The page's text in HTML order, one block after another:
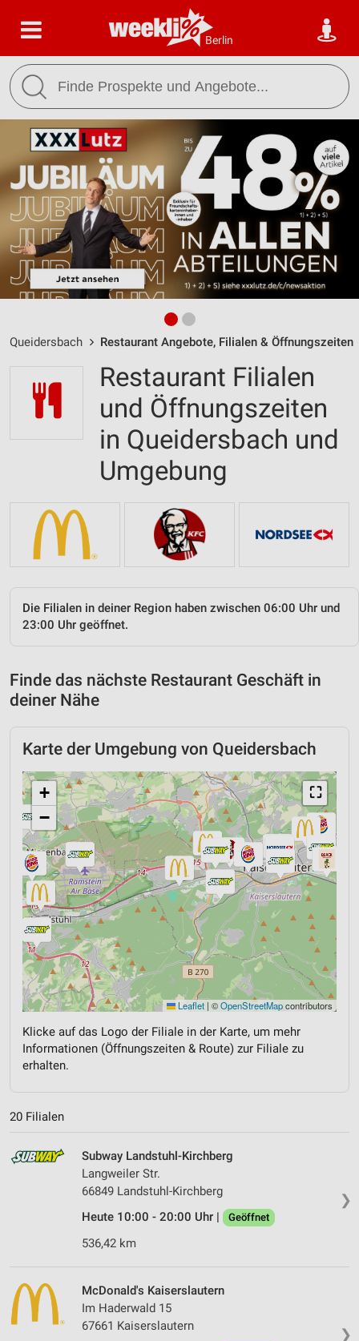
Berlin
Queidersbach Restaurant Angebote, Filialen & Öffnungszeiten
Restaurant Filialen
und Öffnungszeiten
in Queidersbach und
Umgebung
Die Filialen in deiner Region haben zwischen 06:00 Uhr und
23:00 Uhr geöffnet.
Finde das nächste Restaurant Geschäft in
deiner Nähe
Karte der Umgebung von Queidersbach
⛶
+
−
Leaflet | ©OpenStreetMapcontributors
Klicke auf das Logo der Filiale in der Karte, um mehr
Informationen (Öffnungszeiten & Route) zur Filiale zu
erhalten.
20 Filialen
❯
Subway Landstuhl-Kirchberg
Langweiler Str.
66849 Landstuhl-Kirchberg
Heute 10:00 - 20:00 Uhr |
Geöffnet
536,42 km
❯
McDonald's Kaiserslautern
Im Haderwald 15
67661 Kaiserslautern